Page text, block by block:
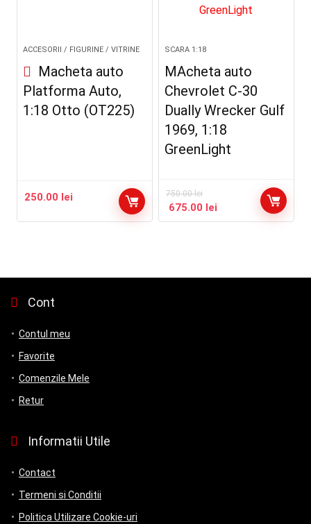
ACCESORII / FIGURINE / VITRINE
Macheta auto
Platforma Auto,
1:18 Otto (OT225)
250.00 lei
SCARA 1:18
MAcheta auto
Chevrolet C-30
Dually Wrecker Gulf
1969, 1:18
GreenLight
750.00lei
675.00 lei
Cont
Contul meu
Favorite
Comenzile Mele
Retur
Informatii Utile
Contact
Termeni si Conditii
Politica Utilizare Cookie-uri